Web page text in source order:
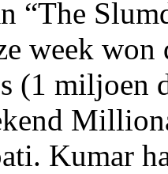
“The
week
(1 miljoen
Kumar